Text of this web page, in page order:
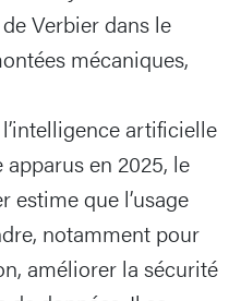
Verbier dans le
mécaniques,
artificielle
apparus en 2025, le
estime que l’usage
notamment pour
améliorer la sécurité